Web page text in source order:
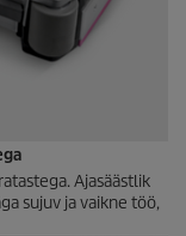
Ajasäästlik
sujuv ja vaikne töö,